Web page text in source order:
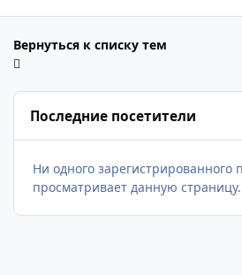
Вернуться к списку тем
Последние посетители
Ни одного зарегистрированного
просматривает данную страницу.